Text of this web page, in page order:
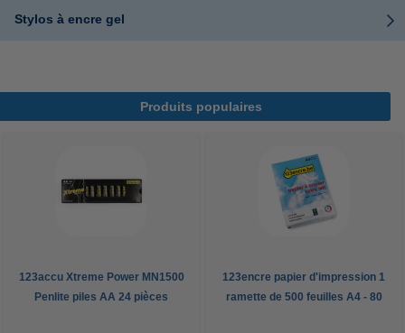
Stylos à encre gel
Produits populaires
123accu Xtreme Power MN1500
Penlite piles AA 24 pièces
123encre papier d'impression 1
ramette de 500 feuilles A4 - 80